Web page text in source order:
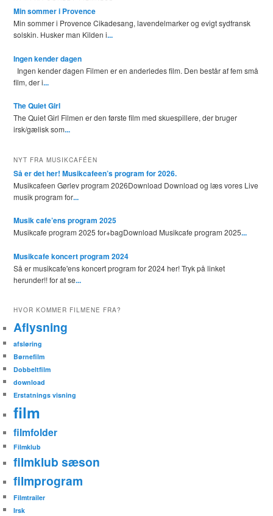
Min sommer i Provence
Min sommer i Provence Cikadesang, lavendelmarker og evigt sydfransk
solskin. Husker man Kilden i...
Ingen kender dagen
Ingen kender dagen Filmen er en anderledes film. Den består af fem små
film, der i...
The Quiet Girl
The Quiet Girl Filmen er den første film med skuespillere, der bruger
irsk/gælisk som...
NYT FRA MUSIKCAFÉEN
Så er det her! Musikcafeen’s program for 2026.
Musikcafeen Gørlev program 2026Download Download og læs vores Live
musik program for...
Musik cafe’ens program 2025
Musikcafe program 2025 for+bagDownload Musikcafe program 2025...
Musikcafe koncert program 2024
Så er musikcafe'ens koncert program for 2024 her! Tryk på linket
herunder!! for at se...
HVOR KOMMER FILMENE FRA?
Aflysning
afsløring
Børnefilm
Dobbeltfilm
download
Erstatnings visning
film
filmfolder
Filmklub
filmklub sæson
filmprogram
Filmtrailer
Irsk